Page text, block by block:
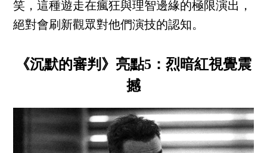
笑，這種遊走在瘋狂與理智邊緣的極限演出，
絕對會刷新觀眾對他們演技的認知。
《沉默的審判》亮點5：烈暗紅視覺震
撼